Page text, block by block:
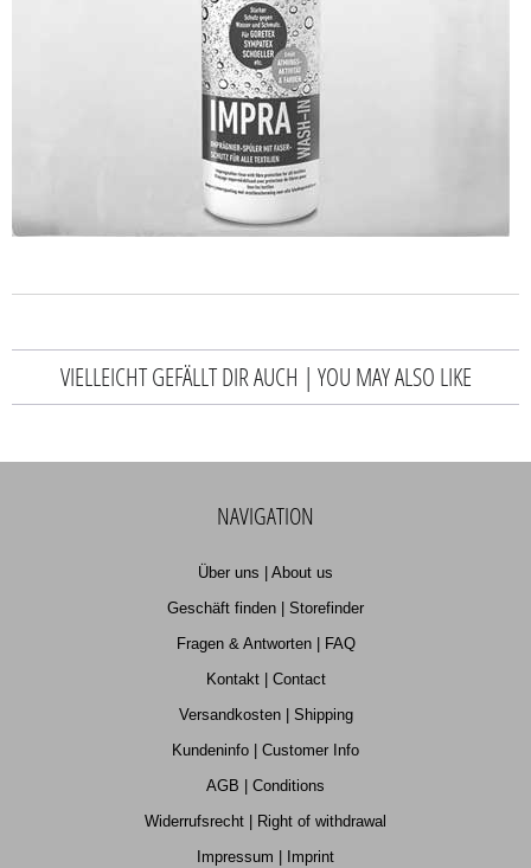
VIELLEICHT GEFÄLLT DIR AUCH | YOU MAY ALSO LIKE
NAVIGATION
Über uns | About us
Geschäft finden | Storefinder
Fragen & Antworten | FAQ
Kontakt | Contact
Versandkosten | Shipping
Kundeninfo | Customer Info
AGB | Conditions
Widerrufsrecht | Right of withdrawal
Impressum | Imprint